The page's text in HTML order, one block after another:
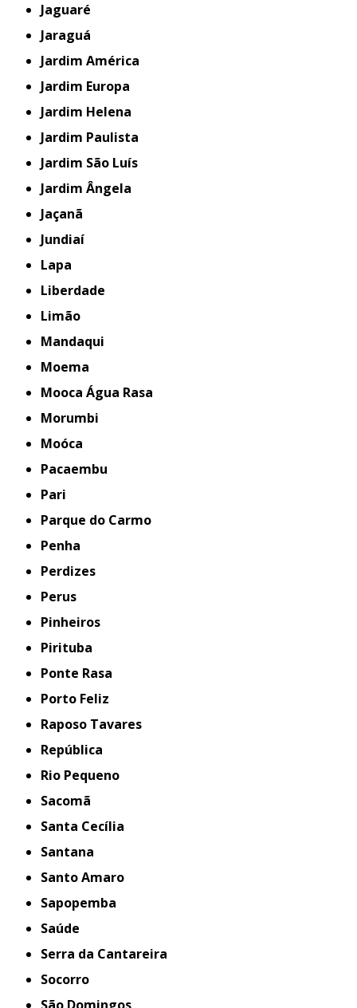
Jaguaré
Jaraguá
Jardim América
Jardim Europa
Jardim Helena
Jardim Paulista
Jardim São Luís
Jardim Ângela
Jaçanã
Jundiaí
Lapa
Liberdade
Limão
Mandaqui
Moema
Mooca Água Rasa
Morumbi
Moóca
Pacaembu
Pari
Parque do Carmo
Penha
Perdizes
Perus
Pinheiros
Pirituba
Ponte Rasa
Porto Feliz
Raposo Tavares
República
Rio Pequeno
Sacomã
Santa Cecília
Santana
Santo Amaro
Sapopemba
Saúde
Serra da Cantareira
Socorro